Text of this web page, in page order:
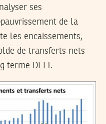
ses
de la
les encaissements,
de transferts nets
terme DELT.